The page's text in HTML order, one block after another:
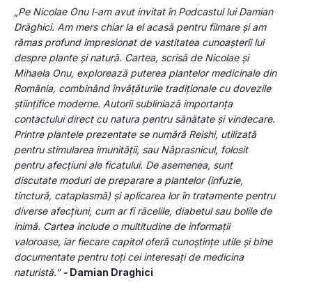
„Pe Nicolae Onu l-am avut invitat în Podcastul lui Damian
Drăghici. Am mers chiar la el acasă pentru filmare și am
rămas profund impresionat de vastitatea cunoașterii lui
despre plante și natură. Cartea, scrisă de Nicolae și
Mihaela Onu, explorează puterea plantelor medicinale din
România, combinând învățăturile tradiționale cu dovezile
științifice moderne. Autorii subliniază importanța
contactului direct cu natura pentru sănătate și vindecare.
Printre plantele prezentate se numără Reishi, utilizată
pentru stimularea imunității, sau Năprasnicul, folosit
pentru afecțiuni ale ficatului. De asemenea, sunt
discutate moduri de preparare a plantelor (infuzie,
tinctură, cataplasmă) și aplicarea lor în tratamente pentru
diverse afecțiuni, cum ar fi răcelile, diabetul sau bolile de
inimă. Cartea include o multitudine de informații
valoroase, iar fiecare capitol oferă cunoștințe utile și bine
documentate pentru toți cei interesați de medicina
naturistă.” - Damian Draghici